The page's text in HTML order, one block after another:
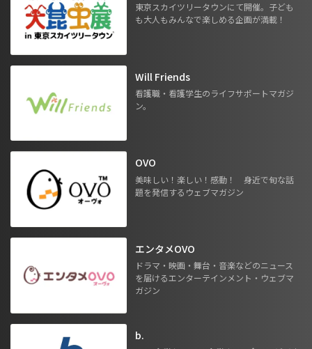
東京スカイツリータウンにて開催。子ども
も大人もみんなで楽しめる企画が満載！
Will Friends
看護職・看護学生のライフサポートマガジ
ン。
OVO
美味しい！楽しい！感動！ 身近で旬な話
題を発信するウェブマガジン
エンタメOVO
ドラマ・映画・舞台・音楽などのニュース
を届けるエンターテインメント・ウェブマ
ガジン
b.